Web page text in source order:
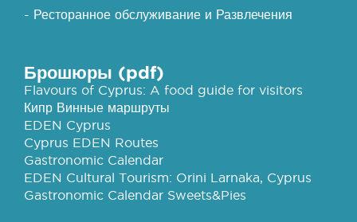
- Ресторанное обслуживание и Развлечения
Брошюры (pdf)
Flavours of Cyprus: A food guide for visitors
Кипр Винные маршруты
EDEN Cyprus
Cyprus EDEN Routes
Gastronomic Calendar
EDEN Cultural Tourism: Orini Larnaka, Cyprus
Gastronomic Calendar Sweets&Pies